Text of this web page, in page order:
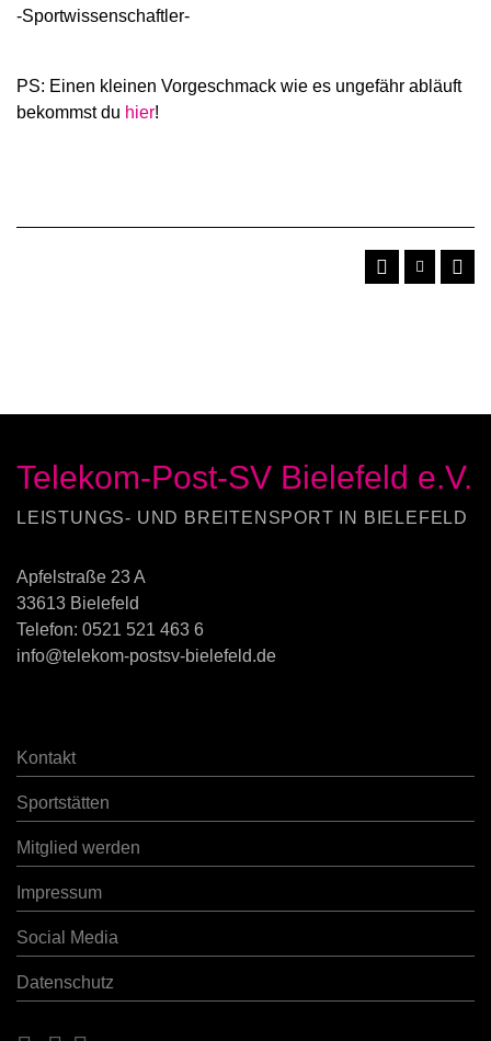
-Sportwissenschaftler-
PS: Einen kleinen Vorgeschmack wie es ungefähr abläuft
bekommst du hier!
Telekom-Post-SV Bielefeld e.V.
LEISTUNGS- UND BREITENSPORT IN BIELEFELD
Apfelstraße 23 A
33613 Bielefeld
Telefon: 0521 521 463 6
info@telekom-postsv-bielefeld.de
Kontakt
Sportstätten
Mitglied werden
Impressum
Social Media
Datenschutz